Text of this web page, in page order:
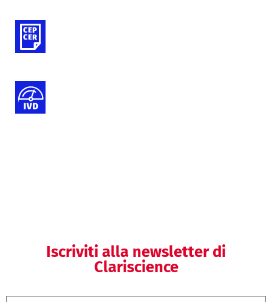
Iscriviti alla newsletter di
Clariscience